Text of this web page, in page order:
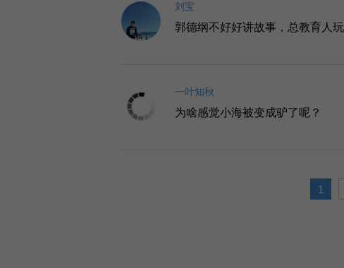
刘宝
郭德纲不好好讲故事，总教育人玩
一叶知秋
为啥感觉小海被变成驴了呢？
1